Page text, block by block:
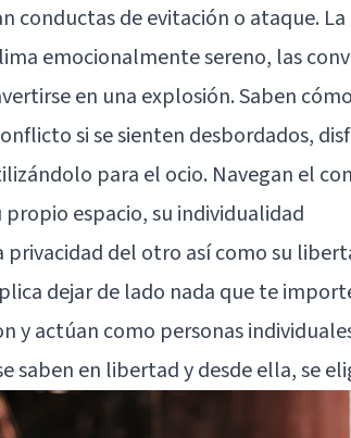
conductas de evitación o ataque.
emocionalmente sereno, las
en una explosión. Saben
si se sienten desbordados,
para el ocio. Navegan el
propio espacio, su individualidad
privacidad del otro así como su
dejar de lado nada que te
y actúan como personas
saben en libertad y desde ella, se